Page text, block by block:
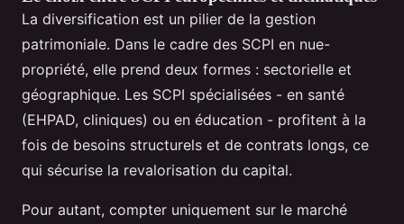
La diversification est un pilier de la gestion
patrimoniale. Dans le cadre des SCPI en nue-
propriété, elle prend deux formes : sectorielle et
géographique. Les SCPI spécialisées - en santé
(EHPAD, cliniques) ou en éducation - profitent à la
fois de besoins structurels et de contrats longs, ce
qui sécurise la revalorisation du capital.
Pour autant, compter uniquement sur le marché